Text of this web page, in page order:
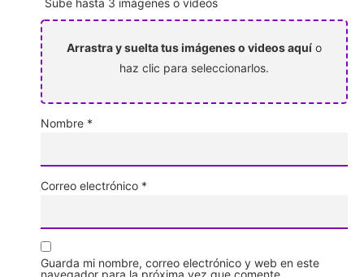
Arrastra y suelta tus imágenes o videos aquí o
haz clic para seleccionarlos.
Nombre *
Correo electrónico *
Guarda mi nombre, correo electrónico y web en este
navegador para la próxima vez que comente.